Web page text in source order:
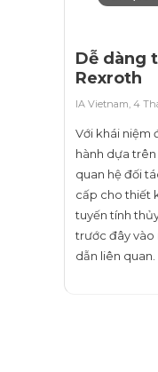
Dễ dàng
Rexroth
IA Vietnam, 4
Với khái niệm
hành dựa
quan hệ đối
cấp cho thiết
tuyến tính
trước đây vào
dẫn liên quan.